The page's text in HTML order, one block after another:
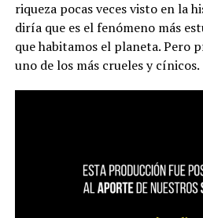
riqueza pocas veces visto en la
diría que es el fenómeno más
que habitamos el planeta. Pero
uno de los más crueles y cínicos.